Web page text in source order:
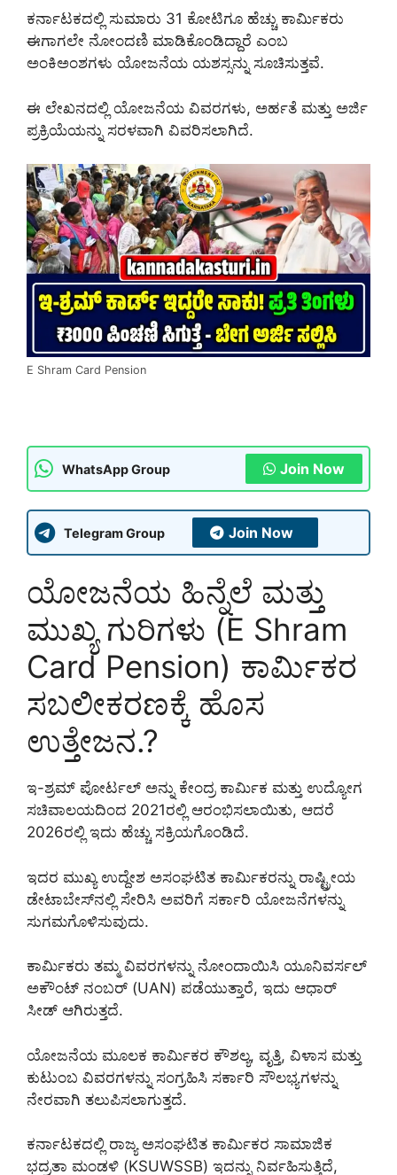
ಕರ್ನಾಟಕದಲ್ಲಿ ಸುಮಾರು 31 ಕೋಟಿಗೂ ಹೆಚ್ಚು ಕಾರ್ಮಿಕರು
ಈಗಾಗಲೇ ನೋಂದಣಿ ಮಾಡಿಕೊಂಡಿದ್ದಾರೆ ಎಂಬ
ಅಂಕಿಅಂಶಗಳು ಯೋಜನೆಯ ಯಶಸ್ಸನ್ನು ಸೂಚಿಸುತ್ತವೆ.
ಈ ಲೇಖನದಲ್ಲಿ ಯೋಜನೆಯ ವಿವರಗಳು, ಅರ್ಹತೆ ಮತ್ತು ಅರ್ಜಿ
ಪ್ರಕ್ರಿಯೆಯನ್ನು ಸರಳವಾಗಿ ವಿವರಿಸಲಾಗಿದೆ.
E Shram Card Pension
WhatsApp Group Join Now
Telegram Group Join Now
ಯೋಜನೆಯ ಹಿನ್ನೆಲೆ ಮತ್ತು
ಮುಖ್ಯ ಗುರಿಗಳು (E Shram
Card Pension) ಕಾರ್ಮಿಕರ
ಸಬಲೀಕರಣಕ್ಕೆ ಹೊಸ
ಉತ್ತೇಜನ.?
ಇ-ಶ್ರಮ್ ಪೋರ್ಟಲ್ ಅನ್ನು ಕೇಂದ್ರ ಕಾರ್ಮಿಕ ಮತ್ತು ಉದ್ಯೋಗ
ಸಚಿವಾಲಯದಿಂದ 2021ರಲ್ಲಿ ಆರಂಭಿಸಲಾಯಿತು, ಆದರೆ
2026ರಲ್ಲಿ ಇದು ಹೆಚ್ಚು ಸಕ್ರಿಯಗೊಂಡಿದೆ.
ಇದರ ಮುಖ್ಯ ಉದ್ದೇಶ ಅಸಂಘಟಿತ ಕಾರ್ಮಿಕರನ್ನು ರಾಷ್ಟ್ರೀಯ
ಡೇಟಾಬೇಸ್‌ನಲ್ಲಿ ಸೇರಿಸಿ ಅವರಿಗೆ ಸರ್ಕಾರಿ ಯೋಜನೆಗಳನ್ನು
ಸುಗಮಗೊಳಿಸುವುದು.
ಕಾರ್ಮಿಕರು ತಮ್ಮ ವಿವರಗಳನ್ನು ನೋಂದಾಯಿಸಿ ಯೂನಿವರ್ಸಲ್
ಅಕೌಂಟ್ ನಂಬರ್ (UAN) ಪಡೆಯುತ್ತಾರೆ, ಇದು ಆಧಾರ್
ಸೀಡ್ ಆಗಿರುತ್ತದೆ.
ಯೋಜನೆಯ ಮೂಲಕ ಕಾರ್ಮಿಕರ ಕೌಶಲ್ಯ, ವೃತ್ತಿ, ವಿಳಾಸ ಮತ್ತು
ಕುಟುಂಬ ವಿವರಗಳನ್ನು ಸಂಗ್ರಹಿಸಿ ಸರ್ಕಾರಿ ಸೌಲಭ್ಯಗಳನ್ನು
ನೇರವಾಗಿ ತಲುಪಿಸಲಾಗುತ್ತದೆ.
ಕರ್ನಾಟಕದಲ್ಲಿ ರಾಜ್ಯ ಅಸಂಘಟಿತ ಕಾರ್ಮಿಕರ ಸಾಮಾಜಿಕ
ಭದ್ರತಾ ಮಂಡಳಿ (KSUWSSB) ಇದನ್ನು ನಿರ್ವಹಿಸುತ್ತಿದೆ,